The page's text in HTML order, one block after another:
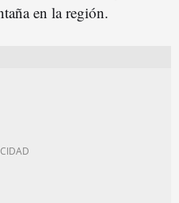
en la región.